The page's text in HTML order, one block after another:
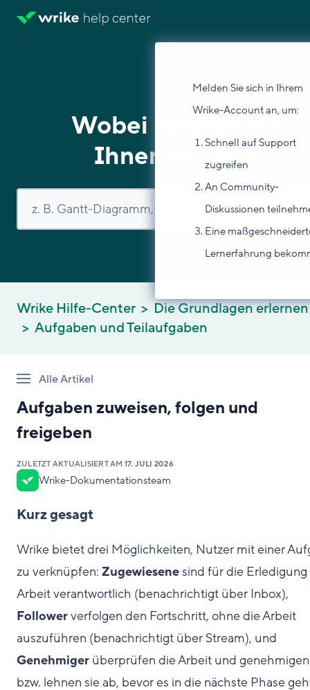
Melden Sie sich in Ihrem
Wrike-Account an, um:
Schnell auf Support
zugreifen
An Community-
Diskussionen
Eine
Lernerfahrung
Wobei können wir
Ihnen helfen?
Wrike Hilfe-Center
Die Grundlagen erlernen
Aufgaben und Teilaufgaben
Alle Artikel
Aufgaben zuweisen, folgen und
freigeben
ZULETZT AKTUALISIERT AM 17. JULI 2026
Wrike-Dokumentationsteam
Kurz gesagt
Wrike bietet drei Möglichkeiten, Nutzer mit einer
zu verknüpfen: Zugewiesenesind für die
Arbeit verantwortlich (benachrichtigt über Inbox),
Followerverfolgen den Fortschritt, ohne die Arbeit
auszuführen (benachrichtigt über Stream), und
Genehmiger überprüfen die Arbeit und genehmigen
bzw. lehnen sie ab, bevor es in die nächste Phase